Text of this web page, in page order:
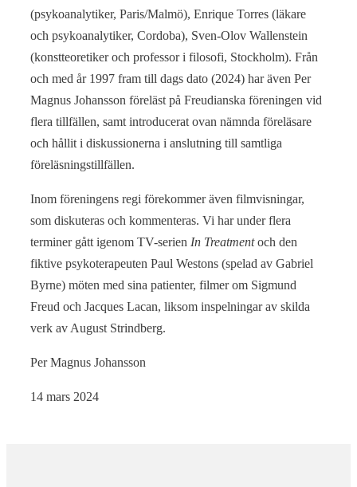
(psykoanalytiker, Paris/Malmö), Enrique Torres (läkare
och psykoanalytiker, Cordoba), Sven-Olov Wallenstein
(konstteoretiker och professor i filosofi, Stockholm). Från
och med år 1997 fram till dags dato (2024) har även Per
Magnus Johansson föreläst på Freudianska föreningen vid
flera tillfällen, samt introducerat ovan nämnda föreläsare
och hållit i diskussionerna i anslutning till samtliga
föreläsningstillfällen.
Inom föreningens regi förekommer även filmvisningar,
som diskuteras och kommenteras. Vi har under flera
terminer gått igenom TV-serien In Treatmentoch den
fiktive psykoterapeuten Paul Westons (spelad av Gabriel
Byrne) möten med sina patienter, filmer om Sigmund
Freud och Jacques Lacan, liksom inspelningar av skilda
verk av August Strindberg.
Per Magnus Johansson
14 mars 2024